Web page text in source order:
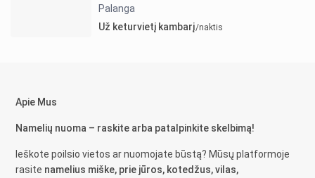
Palanga
Už keturvietį kambarį/naktis
Apie Mus
Namelių nuoma – raskite arba patalpinkite skelbimą!
Ieškote poilsio vietos ar nuomojate būstą? Mūsų platformoje
rasite namelius miške, prie jūros, kotedžus, vilas,